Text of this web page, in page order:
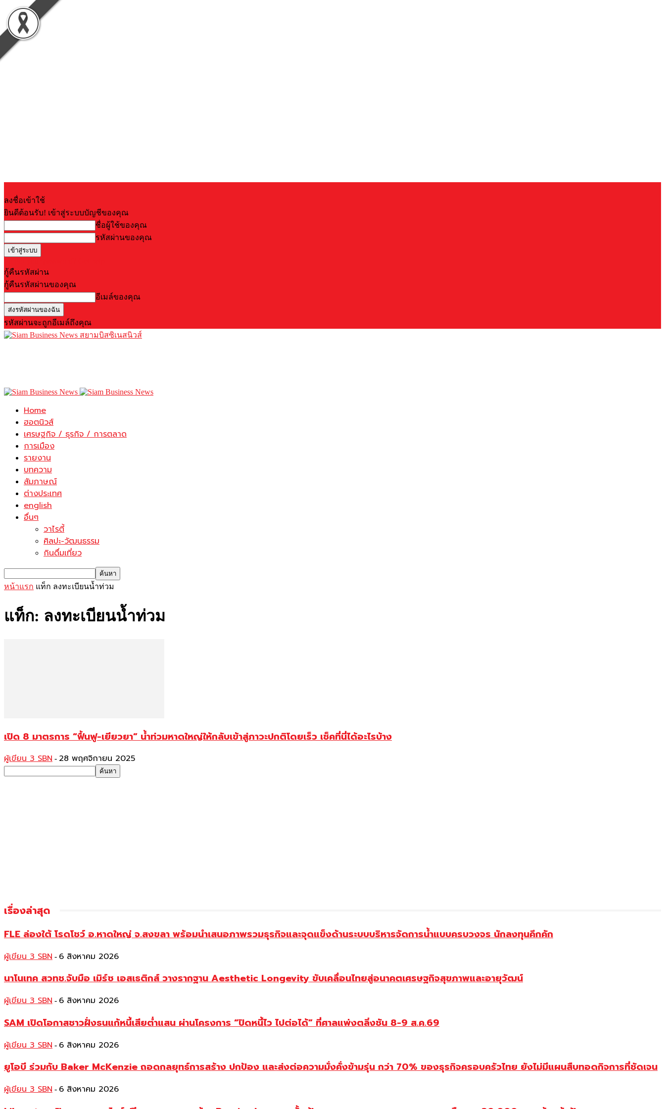
ลงชื่อเข้าใช้
ยินดีต้อนรับ! เข้าสู่ระบบบัญชีของคุณ
ชื่อผู้ใช้ของคุณ
รหัสผ่านของคุณ
กู้คืนรหัสผ่าน
กู้คืนรหัสผ่านของคุณ
อีเมล์ของคุณ
รหัสผ่านจะถูกอีเมล์ถึงคุณ
สยามบิสซิเนสนิวส์
Home
ฮอตนิวส์
เศรษฐกิจ / ธุรกิจ / การตลาด
การเมือง
รายงาน
บทความ
สัมภาษณ์
ต่างประเทศ
english
อื่นๆ
วาไรตี้
ศิลปะ-วัฒนธรรม
กินดื่มเที่ยว
หน้าแรก แท็ก ลงทะเบียนน้ำท่วม
แท็ก: ลงทะเบียนน้ำท่วม
เปิด 8 มาตรการ “ฟื้นฟู-เยียวยา” น้ำท่วมหาดใหญ่ให้กลับเข้าสู่ภาวะปกติโดยเร็ว เช็คที่นี่ได้อะไรบ้าง
ผู้เขียน 3 SBN - 28 พฤศจิกายน 2025
เรื่องล่าสุด
FLE ล่องใต้ โรดโชว์ อ.หาดใหญ่ จ.สงขลา พร้อมนำเสนอภาพรวมธุรกิจและจุดแข็งด้านระบบบริหารจัดการน้ำแบบครบวงจร นักลงทุนคึกคัก
ผู้เขียน 3 SBN - 6 สิงหาคม 2026
นาโนเทค สวทช.จับมือ เมิร์ซ เอสเธติกส์ วางรากฐาน Aesthetic Longevity ขับเคลื่อนไทยสู่อนาคตเศรษฐกิจสุขภาพและอายุวัฒน์
ผู้เขียน 3 SBN - 6 สิงหาคม 2026
SAM เปิดโอกาสชาวฝั่งธนแก้หนี้เสียต่ำแสน ผ่านโครงการ “ปิดหนี้ไว ไปต่อได้” ที่ศาลแพ่งตลิ่งชัน 8-9 ส.ค.69
ผู้เขียน 3 SBN - 6 สิงหาคม 2026
ยูโอบี ร่วมกับ Baker McKenzie ถอดกลยุทธ์การสร้าง ปกป้อง และส่งต่อความมั่งคั่งข้ามรุ่น กว่า 70% ของธุรกิจครอบครัวไทย ยังไม่มีแผนสืบทอดกิจการที่ชัดเจน
ผู้เขียน 3 SBN - 6 สิงหาคม 2026